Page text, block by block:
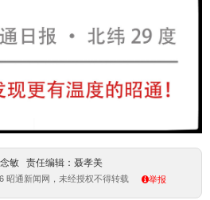
敏 责任编辑：聂孝美
昭通新闻网，未经授权不得转载 举报